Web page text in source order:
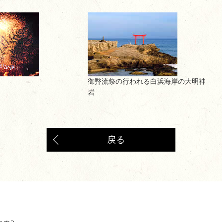
御弊流祭の行われる白浜海岸の大明神
岩
戻る